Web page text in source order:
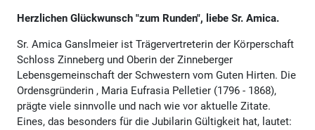
Herzlichen Glückwunsch "zum Runden", liebe Sr. Amica.
Sr. Amica Ganslmeier ist Trägervertreterin der Körperschaft
Schloss Zinneberg und Oberin der Zinneberger
Lebensgemeinschaft der Schwestern vom Guten Hirten. Die
Ordensgründerin , Maria Eufrasia Pelletier (1796 - 1868),
prägte viele sinnvolle und nach wie vor aktuelle Zitate.
Eines, das besonders für die Jubilarin Gültigkeit hat, lautet: